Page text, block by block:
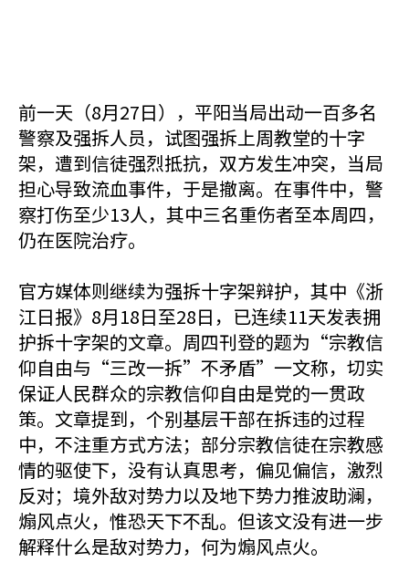
前一天（8月27日），平阳当局出动一百多名
警察及强拆人员，试图强拆上周教堂的十字
架，遭到信徒强烈抵抗，双方发生冲突，当局
担心导致流血事件，于是撤离。在事件中，警
察打伤至少13人，其中三名重伤者至本周四，
仍在医院治疗。
官方媒体则继续为强拆十字架辩护，其中《浙
江日报》8月18日至28日，已连续11天发表拥
护拆十字架的文章。周四刊登的题为“宗教信
仰自由与“三改一拆”不矛盾”一文称，切实
保证人民群众的宗教信仰自由是党的一贯政
策。文章提到，个别基层干部在拆违的过程
中，不注重方式方法；部分宗教信徒在宗教感
情的驱使下，没有认真思考，偏见偏信，激烈
反对；境外敌对势力以及地下势力推波助澜，
煽风点火，惟恐天下不乱。但该文没有进一步
解释什么是敌对势力，何为煽风点火。